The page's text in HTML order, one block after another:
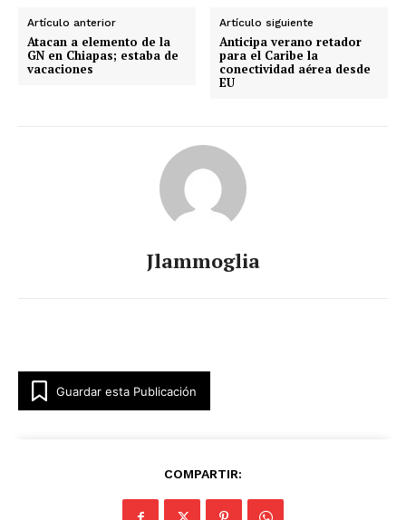
Luces
Del Siglo
Artículo anterior
Atacan a elemento de la
GN en Chiapas; estaba de
vacaciones
Artículo siguiente
Anticipa verano retador
para el Caribe la
conectividad aérea desde
EU
Jlammoglia
Guardar esta Publicación
COMPARTIR: